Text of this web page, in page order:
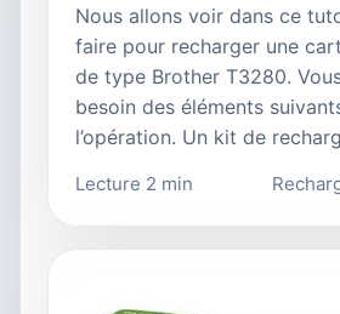
Nous allons voir dans ce
faire pour recharger une
de type Brother T3280.
besoin des éléments
l’opération. Un kit de
Lecture 2 min